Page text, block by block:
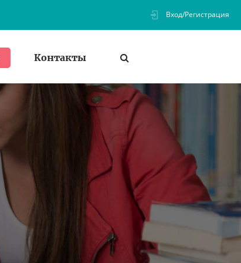
Вход/Регистрация
Контакты